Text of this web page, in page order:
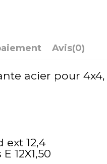
Avis(0)
acier pour
12,4
12X1,50